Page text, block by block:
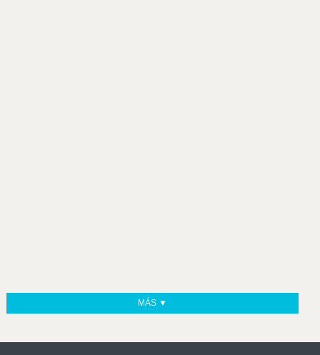
MÁS ▼